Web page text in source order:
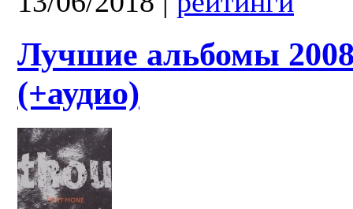
Лучшие альбомы
(+аудио)